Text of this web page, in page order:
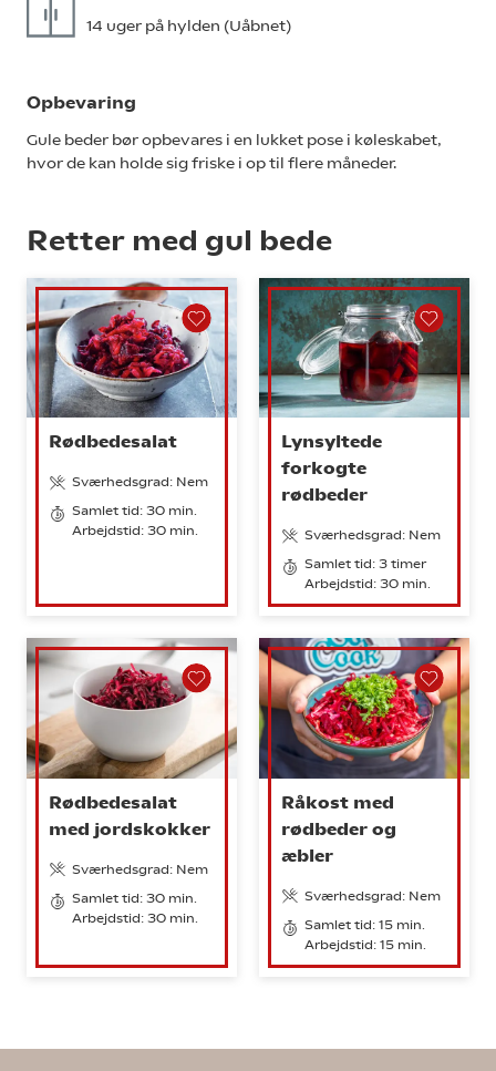
14 uger på hylden (Uåbnet)
Opbevaring
Gule beder bør opbevares i en lukket pose i køleskabet,
hvor de kan holde sig friske i op til flere måneder.
Retter med gul bede
Rødbedesalat
Sværhedsgrad: Nem
Samlet tid: 30 min.
Arbejdstid: 30 min.
Lynsyltede
forkogte
rødbeder
Sværhedsgrad: Nem
Samlet tid: 3 timer
Arbejdstid: 30 min.
Rødbedesalat
med jordskokker
Sværhedsgrad: Nem
Samlet tid: 30 min.
Arbejdstid: 30 min.
Råkost med
rødbeder og
æbler
Sværhedsgrad: Nem
Samlet tid: 15 min.
Arbejdstid: 15 min.